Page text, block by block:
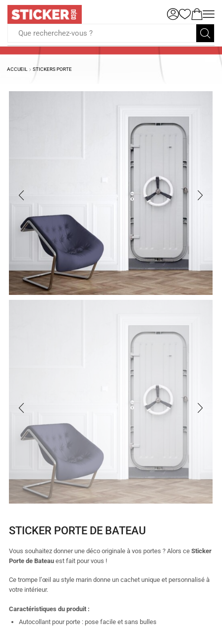
Que recherchez-vous ?
ACCUEIL STICKERS PORTE
STICKER PORTE DE BATEAU
Vous souhaitez donner une déco originale à vos portes ? Alors ce Sticker
Porte de Bateau est fait pour vous !
Ce trompe l’œil au style marin donne un cachet unique et personnalisé à
votre intérieur.
Caractéristiques du produit :
Autocollant pour porte : pose facile et sans bulles